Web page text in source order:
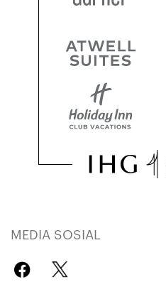
MEDIA SOSIAL